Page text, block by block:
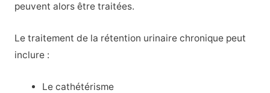
peuvent alors être traitées.
Le traitement de la rétention urinaire chronique peut
inclure :
Le cathétérisme